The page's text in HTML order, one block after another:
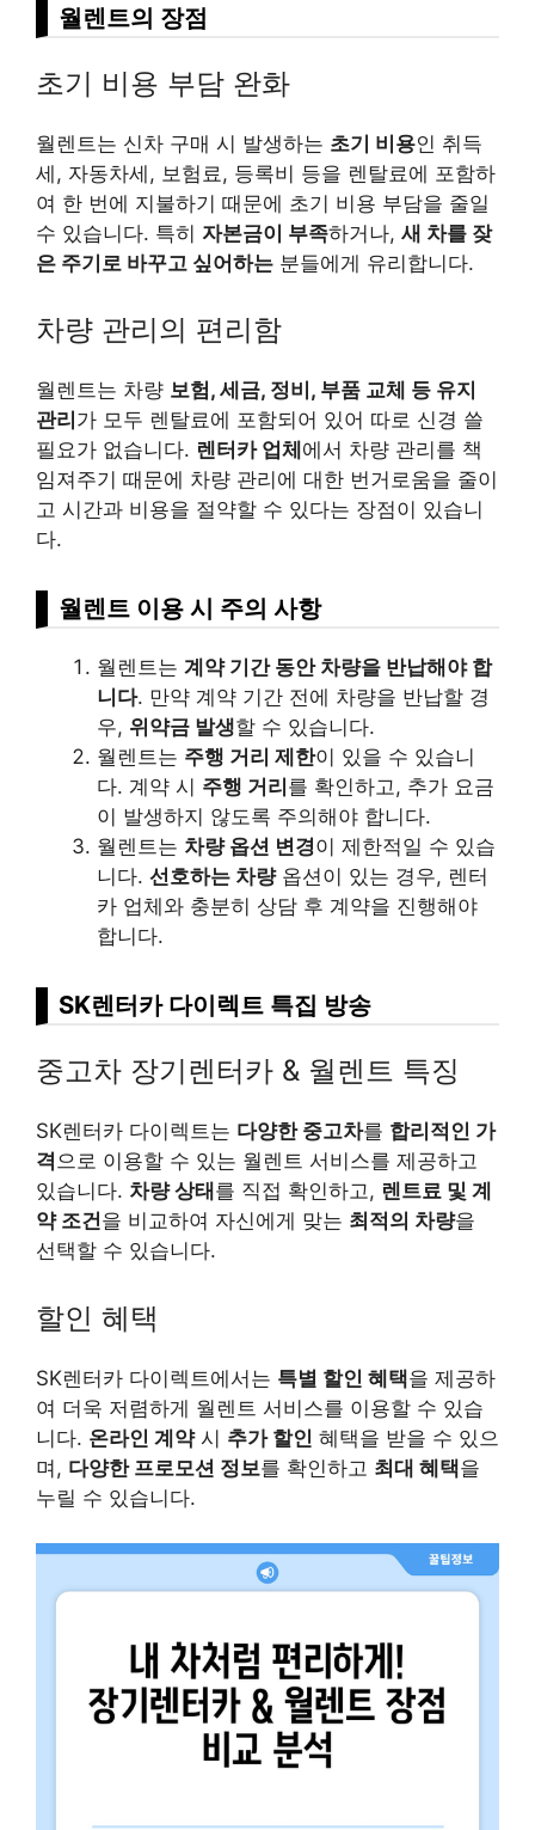
월렌트의 장점
초기 비용 부담 완화
월렌트는 신차 구매 시 발생하는 초기 비용인 취득
세, 자동차세, 보험료, 등록비 등을 렌탈료에 포함하
여 한 번에 지불하기 때문에 초기 비용 부담을 줄일
수 있습니다. 특히 자본금이 부족하거나, 새 차를 잦
은 주기로 바꾸고 싶어하는 분들에게 유리합니다.
차량 관리의 편리함
월렌트는 차량 보험, 세금, 정비, 부품 교체 등 유지
관리 가 모두 렌탈료에 포함되어 있어 따로 신경 쓸
필요가 없습니다. 렌터카 업체 에서 차량 관리를 책
임져주기 때문에 차량 관리에 대한 번거로움을 줄이
고 시간과 비용을 절약할 수 있다는 장점이 있습니
다.
월렌트 이용 시 주의 사항
월렌트는 계약 기간 동안 차량을 반납해야 합
니다. 만약 계약 기간 전에 차량을 반납할 경
우, 위약금 발생할 수 있습니다.
월렌트는 주행 거리 제한이 있을 수 있습니
다. 계약 시 주행 거리 를 확인하고, 추가 요금
이 발생하지 않도록 주의해야 합니다.
월렌트는 차량 옵션 변경이 제한적일 수 있습
니다. 선호하는 차량옵션이 있는 경우, 렌터
카 업체와 충분히 상담 후 계약을 진행해야
합니다.
SK렌터카 다이렉트 특집 방송
중고차 장기렌터카 & 월렌트 특징
SK렌터카 다이렉트는 다양한 중고차를 합리적인 가
격으로 이용할 수 있는 월렌트 서비스를 제공하고
있습니다. 차량 상태 를 직접 확인하고, 렌트료 및 계
약 조건을 비교하여 자신에게 맞는 최적의 차량을
선택할 수 있습니다.
할인 혜택
SK렌터카 다이렉트에서는 특별 할인 혜택을 제공하
여 더욱 저렴하게 월렌트 서비스를 이용할 수 있습
니다. 온라인 계약시 추가 할인 혜택을 받을 수 있으
며, 다양한 프로모션 정보를 확인하고 최대 혜택을
누릴 수 있습니다.